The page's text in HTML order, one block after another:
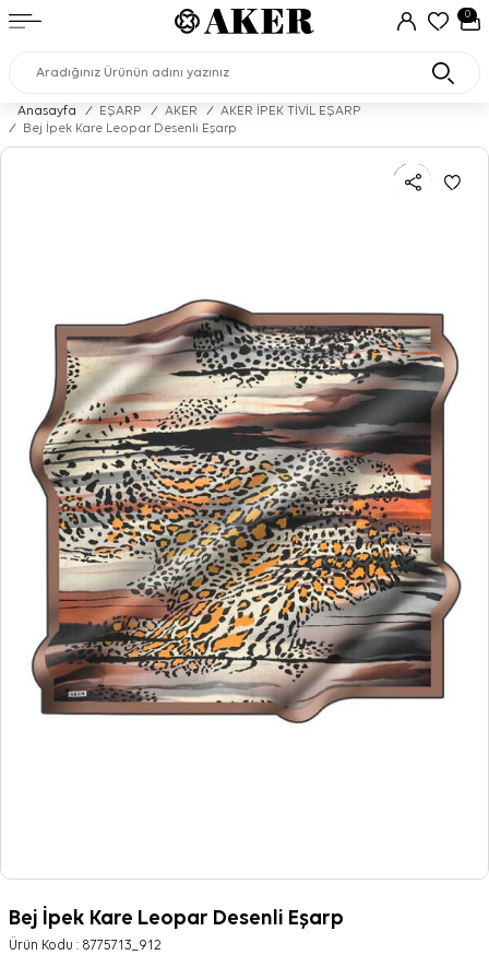
0
Anasayfa / EŞARP / AKER /
AKER İPEK TİVİL EŞARP
/
Bej İpek Kare Leopar Desenli Eşarp
Bej İpek Kare Leopar Desenli Eşarp
Ürün Kodu : 8775713_912